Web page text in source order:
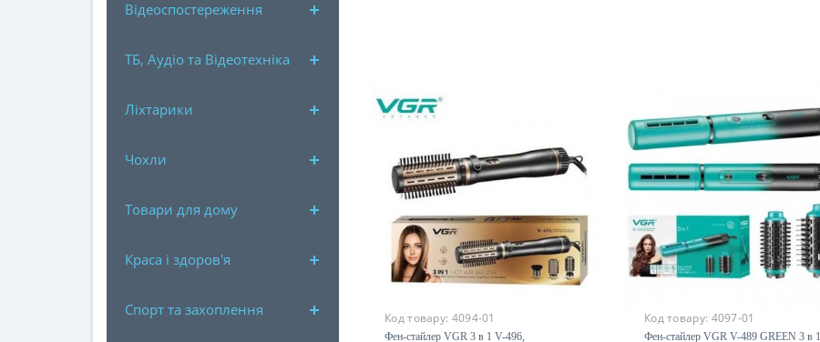
Відеоспостереження
ТБ, Аудіо та Відеотехніка
Ліхтарики
Чохли
Товари для дому
Краса і здоров'я
Спорт та захоплення Код товару: 4094-01
Фен-стайлер VGR 3 в 1 V-496,
Код товару: 4097-01
Фен-стайлер VGR V-489 GREEN 3 в 1,